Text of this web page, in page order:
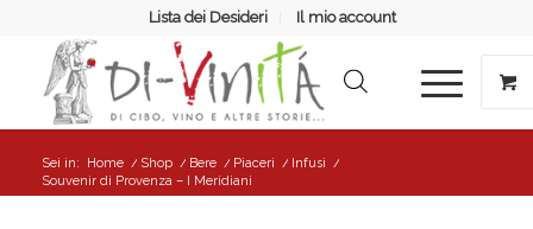
Lista dei Desideri Il mio account
Sei in: Home / Shop / Bere / Piaceri / Infusi /
Souvenir di Provenza – I Meridiani